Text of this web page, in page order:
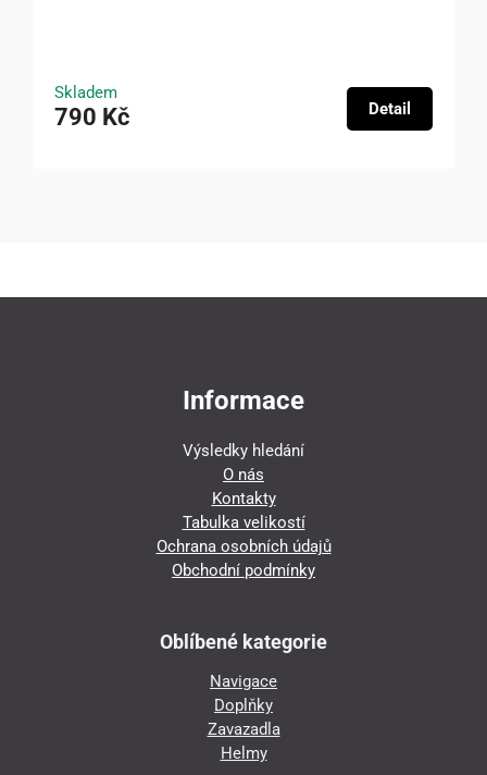
Skladem
790 Kč Detail
Informace
Výsledky hledání
O nás
Kontakty
Tabulka velikostí
Ochrana osobních údajů
Obchodní podmínky
Oblíbené kategorie
Navigace
Doplňky
Zavazadla
Helmy